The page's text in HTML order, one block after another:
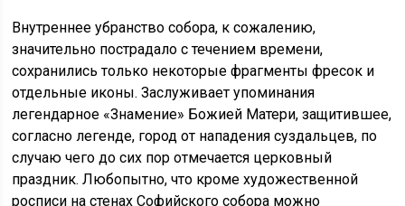
Внутреннее убранство собора, к сожалению,
значительно пострадало с течением времени,
сохранились только некоторые фрагменты фресок и
отдельные иконы. Заслуживает упоминания
легендарное «Знамение» Божией Матери, защитившее,
согласно легенде, город от нападения суздальцев, по
случаю чего до сих пор отмечается церковный
праздник. Любопытно, что кроме художественной
росписи на стенах Софийского собора можно